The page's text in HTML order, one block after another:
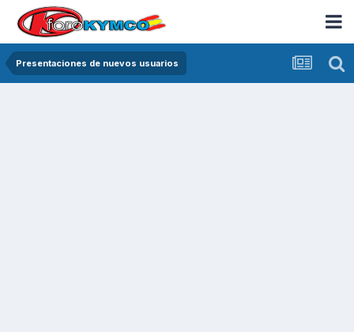
Presentaciones de nuevos usuarios